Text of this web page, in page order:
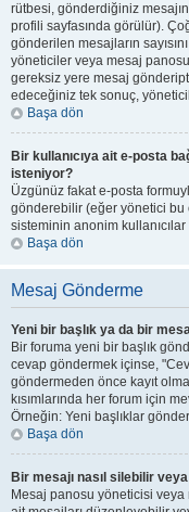
rütbesi, gönderdiğiniz
profili sayfasında görülür).
gönderilen mesajların
yöneticiler veya mesaj
gereksiz yere mesaj
edeceğiniz tek sonuç,
Başa dön
Bir kullanıcıya ait e-posta
isteniyor?
Üzgünüz fakat e-posta
gönderebilir (eğer yönetici
sisteminin anonim
Başa dön
Mesaj Gönderme
Yeni bir başlık ya da bir
Bir foruma yeni bir başlık
cevap göndermek içinse,
göndermeden önce kayıt
kısımlarında her forum için
Örneğin: Yeni başlıklar
Başa dön
Bir mesajı nasıl silebilir
Mesaj panosu yöneticisi veya